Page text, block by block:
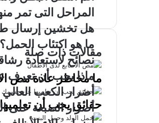
المراحل التى تمر
هل تخشين إرسال
ما هو اكتئاب الحمل؟
نصائح لاستعادة
ماذا يجب أن تعرف
أضرار الكعب
أضرار الصبغة على
مقالات ذات صلة
ما مخاطر عادة مص
حقائق يجب أن